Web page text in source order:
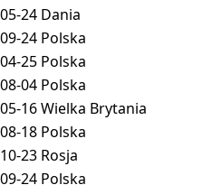
24 Dania
24 Polska
25 Polska
04 Polska
16Wielka Brytania
18 Polska
23 Rosja
24 Polska